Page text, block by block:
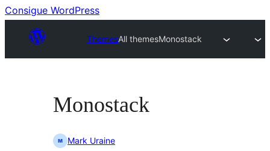
Consigue WordPress
ThemesAll themesMonostack
Monostack
Mark Uraine